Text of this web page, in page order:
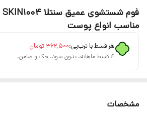
مناسب انواع پوست
هر قسط با ترب‌پی:۳۶۲٬۵۰۰ تومان
۴ قسط ماهانه. بدون سود، چک و ضامن.
مشخصات